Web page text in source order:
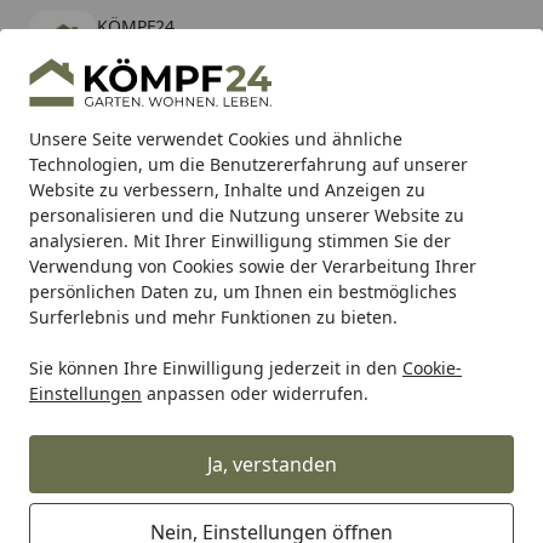
Unsere Seite verwendet Cookies und ähnliche
Technologien, um die Benutzererfahrung auf unserer
Website zu verbessern, Inhalte und Anzeigen zu
personalisieren und die Nutzung unserer Website zu
analysieren. Mit Ihrer Einwilligung stimmen Sie der
Verwendung von Cookies sowie der Verarbeitung Ihrer
persönlichen Daten zu, um Ihnen ein bestmögliches
Surferlebnis und mehr Funktionen zu bieten.
Sie können Ihre Einwilligung jederzeit in den Cookie-
Einstellungen anpassen oder widerrufen.
Ja, verstanden
Nein, Einstellungen öffnen
KÖMPF24
kostenlos - Im App Store
Hotline
Alle Produkte
Mein Konto
Suchen
Karibu Pools inkl. gratis Sandfilteranlage & Pool-
Starterset (Gesamtwert bis 468,99€)
Startseite
RK Rk Kettenrad RK Kettenrad 6837 38 Zähne
RK Kettenrad 6837 38 Zähne